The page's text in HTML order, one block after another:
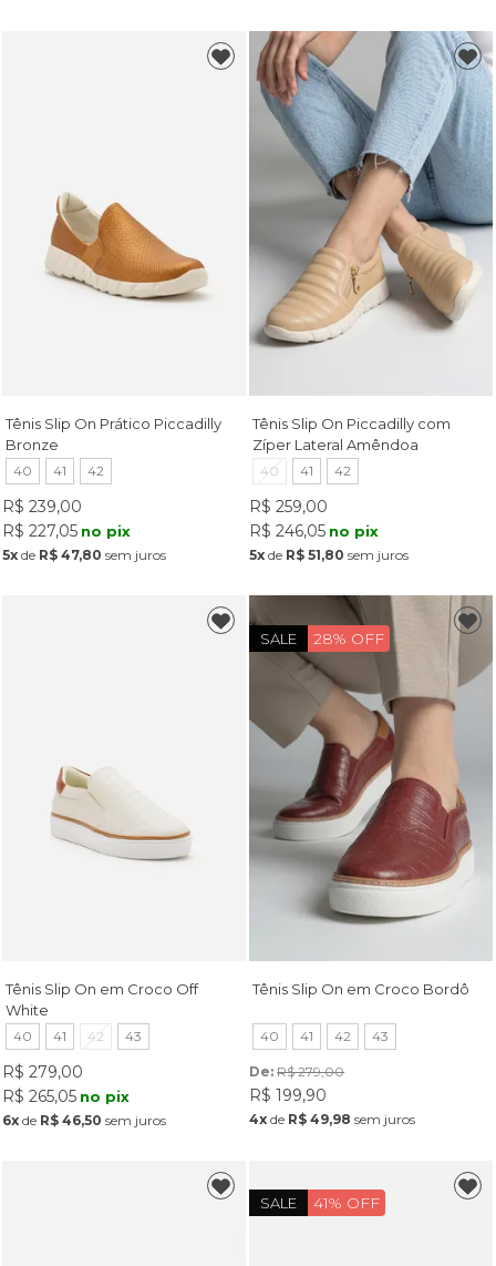
Tênis Slip On Prático Piccadilly
Bronze
40 41 42
R$ 239,00
R$ 227,05 no pix
5xde R$ 47,80 sem juros
Tênis Slip On Piccadilly com
Zíper Lateral Amêndoa
40 41 42
R$ 259,00
R$ 246,05 no pix
5x de R$ 51,80 sem juros
Tênis Slip On em Croco Off
White
40 41 42 43
R$ 279,00
R$ 265,05 no pix
6xde R$ 46,50 sem juros
SALE 28% OFF
Tênis Slip On em Croco Bordô
40 41 42 43
De: R$ 279,00
R$ 199,90
4x de R$ 49,98 sem juros
SALE 41% OFF